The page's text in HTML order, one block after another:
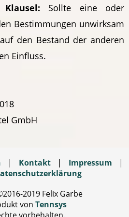
Sollte eine oder
Bestimmungen unwirksam
den Bestand der anderen
Einfluss.
GmbH
| Kontakt | Impressum
|
2019 Felix Garbe
von Tennsys